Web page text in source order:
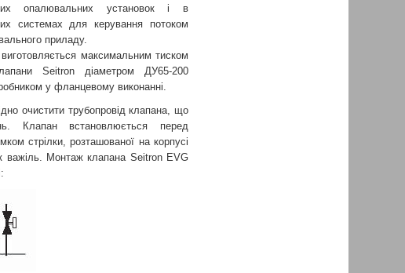
опалювальних установок і в
системах для керування потоком
приладу.
максимальним тиском
Seitron діаметром ДУ65-200
у фланцевому виконанні.
очистити трубопровід клапана, що
Клапан встановлюється перед
стрілки, розташованої на корпусі
важіль. Монтаж клапана Seitron EVG